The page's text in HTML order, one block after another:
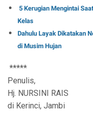
5 Kerugian Mengintai
Kelas
Dahulu Layak Dikatakan
di Musim Hujan
*****
Penulis,
Hj. NURSINI RAIS
di Kerinci, Jambi